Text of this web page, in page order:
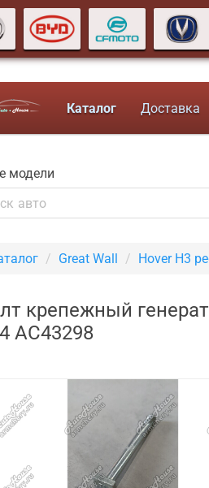
Каталог Доставка
Great Wall Hover H3
крепежный
AC43298